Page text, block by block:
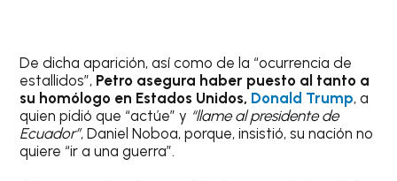
De dicha aparición, así como de la “ocurrencia de
estallidos”, Petro asegura haber puesto al tanto a
su homólogo en Estados Unidos, Donald Trump, a
quien pidió que “actúe” y “llame al presidente de
Ecuador”, Daniel Noboa, porque, insistió, su nación no
quiere “ir a una guerra”.